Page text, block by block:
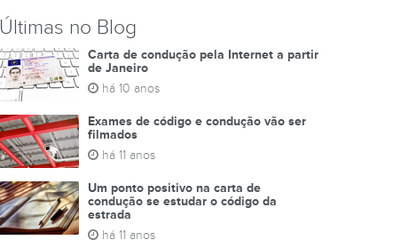
Últimas no Blog
Carta de condução pela Internet a partir
de Janeiro
há 10 anos
Exames de código e condução vão ser
filmados
há 11 anos
Um ponto positivo na carta de
condução se estudar o código da
estrada
há 11 anos